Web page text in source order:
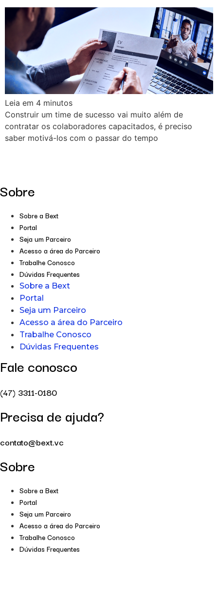
Leia em 4 minutos
Construir um time de sucesso vai muito além de
contratar os colaboradores capacitados, é preciso
saber motivá-los com o passar do tempo
Sobre
Sobre a Bext
Portal
Seja um Parceiro
Acesso a área do Parceiro
Trabalhe Conosco
Dúvidas Frequentes
Sobre a Bext
Portal
Seja um Parceiro
Acesso a área do Parceiro
Trabalhe Conosco
Dúvidas Frequentes
Fale conosco
(47) 3311-0180
Precisa de ajuda?
contato@bext.vc
Sobre
Sobre a Bext
Portal
Seja um Parceiro
Acesso a área do Parceiro
Trabalhe Conosco
Dúvidas Frequentes